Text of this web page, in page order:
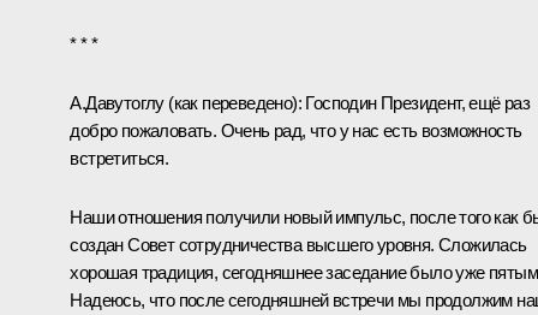
* * *
А.Давутоглу (как переведено): Господин Президент, ещё раз
добро пожаловать. Очень рад, что у нас есть возможность
встретиться.
Наши отношения получили новый импульс, после того как
создан Совет сотрудничества высшего уровня. Сложилась
хорошая традиция, сегодняшнее заседание было уже
Надеюсь, что после сегодняшней встречи мы продолжим